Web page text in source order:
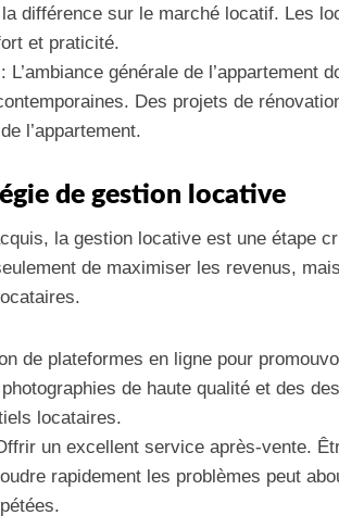
différence sur le marché locatif. Les
et praticité.
: L’ambiance générale de l’appartement
Des projets de
l’appartement.
de gestion locative
la gestion locative est une étape
de maximiser les revenus,
de plateformes en ligne pour
de haute qualité et des
locataires.
un excellent service après-vente.
rapidement les problèmes peut